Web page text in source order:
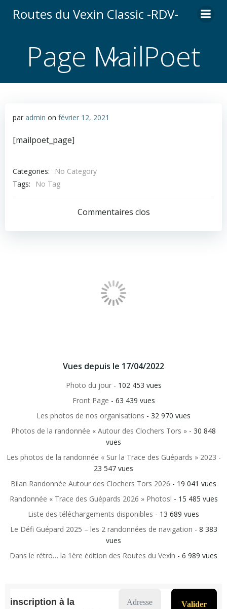
au
Routes du Vexin Classic -RDV-
Page MailPoet
par admin on février 12, 2021
[mailpoet_page]
Categories:
No Category
Tags:
No Tag
Commentaires clos
Vues depuis le 17/04/2022
Photo du jour- 102 453 vues
Front Page - 63 439 vues
Les photos de nos organisations - 32 970 vues
Photos de la randonnée « Autour des Clochers Tors » - 30 848
vues
Les photos de la randonnée « Sur la Trace des Guépards » 2023 -
23 547 vues
Bilan Randonnée Autour des Clochers Tors 2026 - 19 041 vues
Randonnée « Trace des Guépards 2026 » Photos! - 15 485 vues
Liste des téléchargements disponibles - 13 689 vues
Le Défi Guépard 2025 – les 2 randonnées de navigation - 8 383
vues
Dans le rétro… la 1ère édition des Routes du Vexin - 6 989 vues
inscription à la